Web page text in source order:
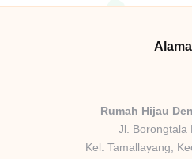
Rumah Hijau
Jl. Borongtala
Kel. Tamallayang,